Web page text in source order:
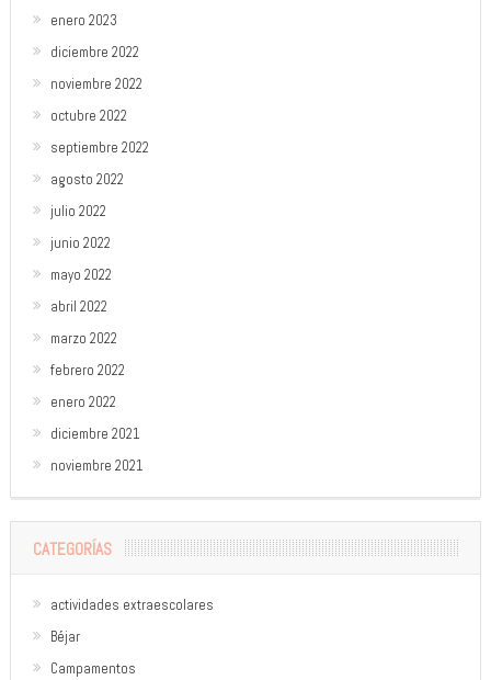
enero 2023
diciembre 2022
noviembre 2022
octubre 2022
septiembre 2022
agosto 2022
julio 2022
junio 2022
mayo 2022
abril 2022
marzo 2022
febrero 2022
enero 2022
diciembre 2021
noviembre 2021
CATEGORÍAS
actividades extraescolares
Béjar
Campamentos